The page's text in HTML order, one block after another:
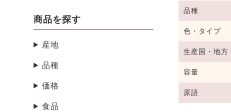
商品を探す
産地
品種
価格
食品
品種
色・タイプ
生産国・地方
容量
原語